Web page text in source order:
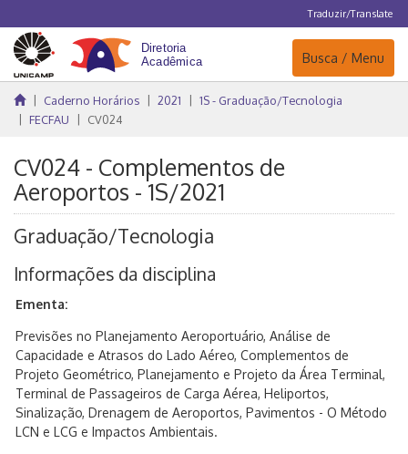
Traduzir/Translate
Navegação
Busca / Menu
Caderno Horários 2021
1S - Graduação/Tecnologia
FECFAU
CV024
CV024 - Complementos de
Aeroportos - 1S/2021
Graduação/Tecnologia
Informações da disciplina
Ementa:
Previsões no Planejamento Aeroportuário, Análise de
Capacidade e Atrasos do Lado Aéreo, Complementos de
Projeto Geométrico, Planejamento e Projeto da Área Terminal,
Terminal de Passageiros de Carga Aérea, Heliportos,
Sinalização, Drenagem de Aeroportos, Pavimentos - O Método
LCN e LCG e Impactos Ambientais.